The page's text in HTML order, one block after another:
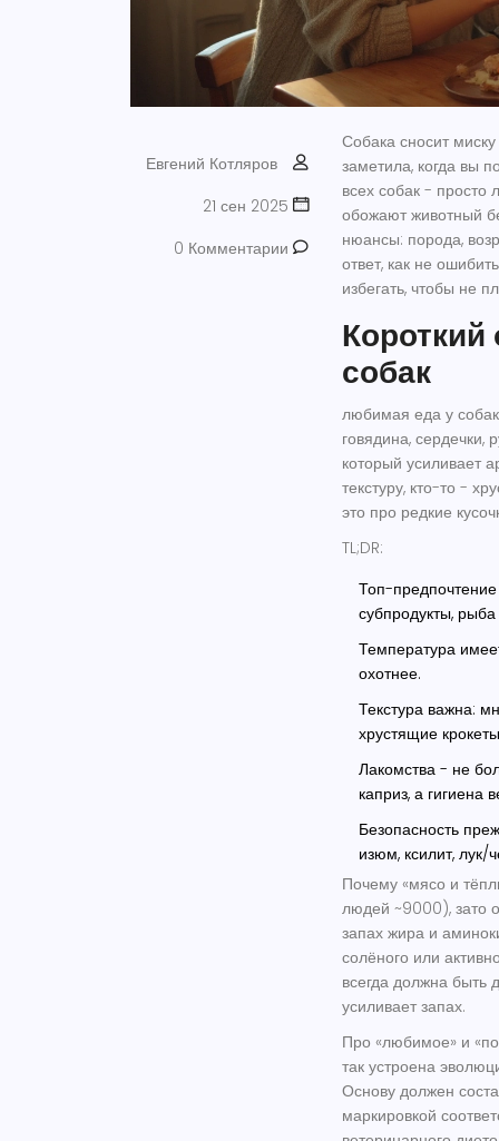
Евгений Котляров
21 сен 2025
0 Комментарии
Собака сносит
заметила, когда вы
всех собак - просто
обожают животный
нюансы: порода,
ответ, как не
избегать, чтобы не
Короткий
собак
любимая еда у собак
говядина,
который усиливает
текстуру, кто-то -
это про редкие
TL;DR:
Топ-
субпродукты,
Температура
охотнее.
Текстура важна:
хрустящие
Лакомства - не
каприз, а гигиена
Безопасность
изюм, ксилит, лук/
Почему «мясо и
людей ~9000), зато
запах жира и
солёного или
всегда должна быть
усиливает запах.
Про «любимое» и
так устроена
Основу должен
маркировкой